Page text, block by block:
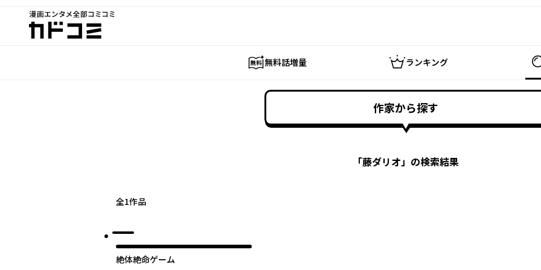
漫画エンタメ全部コミコミ
カドコミ
無料話増量 ランキング
作家から探す
「藤ダリオ」の検索結果
全1作品
絶体絶命ゲーム